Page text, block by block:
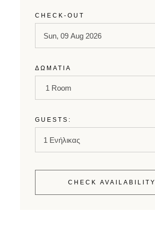
CHECK-OUT
ΔΩΜΆΤΙΑ
GUESTS:
CHECK AVAILABILITY